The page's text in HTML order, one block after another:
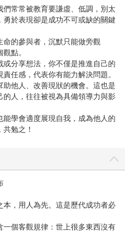
常常被教育要謙虛、低調，別太
於表現卻是成功不可或缺的關鍵
命的參與者，沉默只能做旁觀
點。
分享想法，你不僅是推進自己的
任感，代表你有能力解決問題。
他人、改善現狀的機會。這也是
人，往往被視為具備領導力與影
學會適度展現自我，成為他人的
勉之！
，用人為先。這是歷代成功者必
一個客觀規律：世上很多東西沒有